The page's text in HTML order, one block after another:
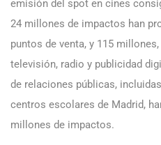
emisión del spot en cines
24 millones de impactos han
puntos de venta, y 115
televisión, radio y publicidad
de relaciones públicas,
centros escolares de Madrid,
millones de impactos.